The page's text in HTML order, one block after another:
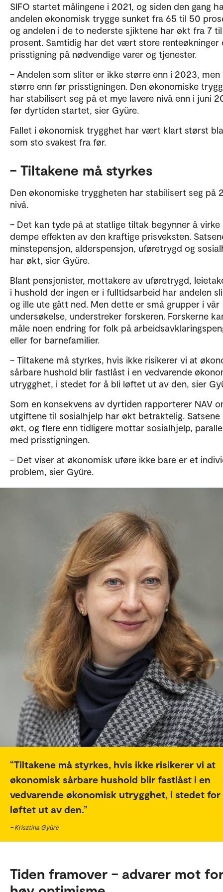
SIFO startet målingene i 2021, og siden den gang
andelen økonomisk trygge sunket fra 65 til 50
og andelen i de to nederste sjiktene har økt fra 7 til
prosent. Samtidig har det vært store renteøkninger
prisstigning på nødvendige varer og tjenester.
– Andelen som sliter er ikke større enn i 2023, men
større enn før prisstigningen. Den økonomiske
har stabilisert seg på et mye lavere nivå enn i juni
før dyrtiden startet, sier Gyüre.
Fallet i økonomisk trygghet har vært klart størst
som sto svakest fra før.
– Tiltakene må styrkes
Den økonomiske tryggheten har stabilisert seg på
nivå.
– Det kan tyde på at statlige tiltak begynner å virke
dempe effekten av den kraftige prisveksten.
minstepensjon, alderspensjon, uføretrygd og
har økt, sier Gyüre.
Blant pensjonister, mottakere av uføretrygd,
i hushold der ingen er i fulltidsarbeid har andelen
og ille ute gått ned. Men dette er små grupper i vår
undersøkelse, understreker forskeren. Forskerne
måle noen endring for folk på
eller for barnefamilier.
– Tiltakene må styrkes, hvis ikke risikerer vi at
sårbare hushold blir fastlåst i en vedvarende
utrygghet, i stedet for å bli løftet ut av den, sier
Som en konsekvens av dyrtiden rapporterer NAV
utgiftene til sosialhjelp har økt betraktelig. Satsene
økt, og flere enn tidligere mottar sosialhjelp,
med prisstigningen.
– Det viser at økonomisk uføre ikke bare er et
problem, sier Gyüre.
Tiltakene må styrkes, hvis ikke risikerer vi at
økonomisk sårbare hushold blir fastlåst i en
vedvarende økonomisk utrygghet, i stedet for
løftet ut av den.
– Krisztina Gyüre
Tiden framover – advarer mot